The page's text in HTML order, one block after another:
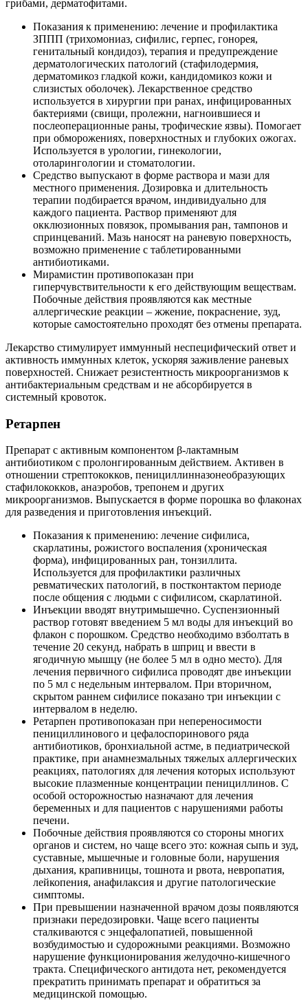
грибами, дерматофитами.
Показания к применению: лечение и профилактика
ЗППП (трихомониаз, сифилис, герпес, гонорея,
генитальный кондидоз), терапия и предупреждение
дерматологических патологий (стафилодермия,
дерматомикоз гладкой кожи, кандидомикоз кожи и
слизистых оболочек). Лекарственное средство
используется в хирургии при ранах, инфицированных
бактериями (свищи, пролежни, нагноившиеся и
послеоперационные раны, трофические язвы). Помогает
при обморожениях, поверхностных и глубоких ожогах.
Используется в урологии, гинекологии,
отоларингологии и стоматологии.
Средство выпускают в форме раствора и мази для
местного применения. Дозировка и длительность
терапии подбирается врачом, индивидуально для
каждого пациента. Раствор применяют для
окклюзионных повязок, промывания ран, тампонов и
спринцеваний. Мазь наносят на раневую поверхность,
возможно применение с таблетированными
антибиотиками.
Мирамистин противопоказан при
гиперчувствительности к его действующим веществам.
Побочные действия проявляются как местные
аллергические реакции – жжение, покраснение, зуд,
которые самостоятельно проходят без отмены препарата.
Лекарство стимулирует иммунный неспецифический ответ и
активность иммунных клеток, ускоряя заживление раневых
поверхностей. Снижает резистентность микроорганизмов к
антибактериальным средствам и не абсорбируется в
системный кровоток.
Ретарпен
Препарат с активным компонентом β-лактамным
антибиотиком с пролонгированным действием. Активен в
отношении стрептококков, пенициллинназонеобразующих
стафилококков, анаэробов, трепонем и других
микроорганизмов. Выпускается в форме порошка во флаконах
для разведения и приготовления инъекций.
Показания к применению: лечение сифилиса,
скарлатины, рожистого воспаления (хроническая
форма), инфицированных ран, тонзиллита.
Используется для профилактики различных
ревматических патологий, в постконтактом периоде
после общения с людьми с сифилисом, скарлатиной.
Инъекции вводят внутримышечно. Суспензионный
раствор готовят введением 5 мл воды для инъекций во
флакон с порошком. Средство необходимо взболтать в
течение 20 секунд, набрать в шприц и ввести в
ягодичную мышцу (не более 5 мл в одно место). Для
лечения первичного сифилиса проводят две инъекции
по 5 мл с недельным интервалом. При вторичном,
скрытом раннем сифилисе показано три инъекции с
интервалом в неделю.
Ретарпен противопоказан при непереносимости
пенициллинового и цефалоспоринового ряда
антибиотиков, бронхиальной астме, в педиатрической
практике, при анамнезмальных тяжелых аллергических
реакциях, патологиях для лечения которых используют
высокие плазменные концентрации пенициллинов. С
особой осторожностью назначают для лечения
беременных и для пациентов с нарушениями работы
печени.
Побочные действия проявляются со стороны многих
органов и систем, но чаще всего это: кожная сыпь и зуд,
суставные, мышечные и головные боли, нарушения
дыхания, крапивницы, тошнота и рвота, невропатия,
лейкопения, анафилаксия и другие патологические
симптомы.
При превышении назначенной врачом дозы появляются
признаки передозировки. Чаще всего пациенты
сталкиваются с энцефалопатией, повышенной
возбудимостью и судорожными реакциями. Возможно
нарушение функционирования желудочно-кишечного
тракта. Специфического антидота нет, рекомендуется
прекратить принимать препарат и обратиться за
медицинской помощью.